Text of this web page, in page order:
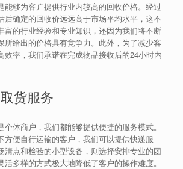
能够为客户提供行业内较高的回收价格。经过
后确定的回收价远远高于市场平均水平，这不
富的行业经验和专业知识，还因为我们将不断
所给出的价格具有竞争力。此外，为了减少客
效率，我们承诺在完成物品接收后的24小时内
货服务
体商户，我们都能够提供便捷的服务模式。
方便自行运输的客户，我们可以提供快递服
清点和检验的小型设备，则选择安排专业的团
多样的方式极大地降低了客户的操作难度。